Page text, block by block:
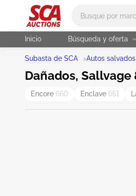
Inicio Búsqueda y oferta
Subasta de SCA >Autos salvados
Dañados, Sallvage
Encore 660 Enclave 651